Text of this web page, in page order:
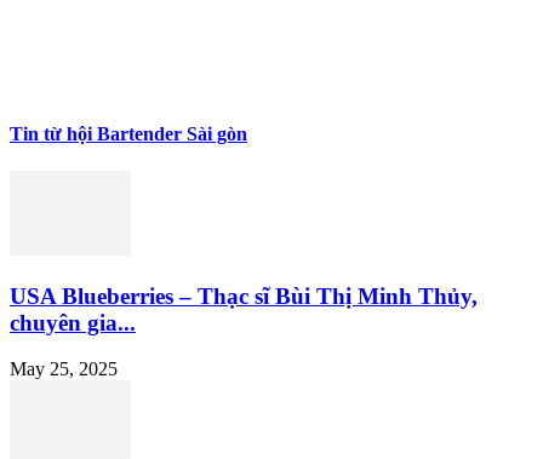
Tin từ hội Bartender Sài gòn
USA Blueberries – Thạc sĩ Bùi Thị Minh Thủy,
chuyên gia...
May 25, 2025